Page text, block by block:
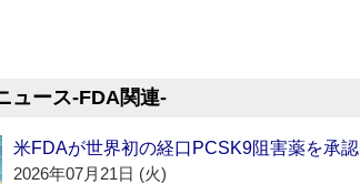
ュース‐FDA関連‐
米FDAが世界初の経口PCSK9阻害薬を承認
2026年07月21日 (火)